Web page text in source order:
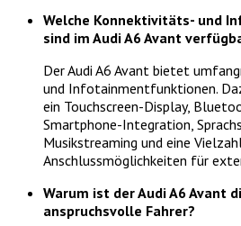
Welche Konnektivitäts- und
sind im Audi A6 Avant
Der Audi A6 Avant bietet
und Infotainmentfunktionen.
ein Touchscreen-Display,
Smartphone-Integration,
Musikstreaming und eine
Anschlussmöglichkeiten für
Warum ist der Audi A6 Avant
anspruchsvolle Fahrer?